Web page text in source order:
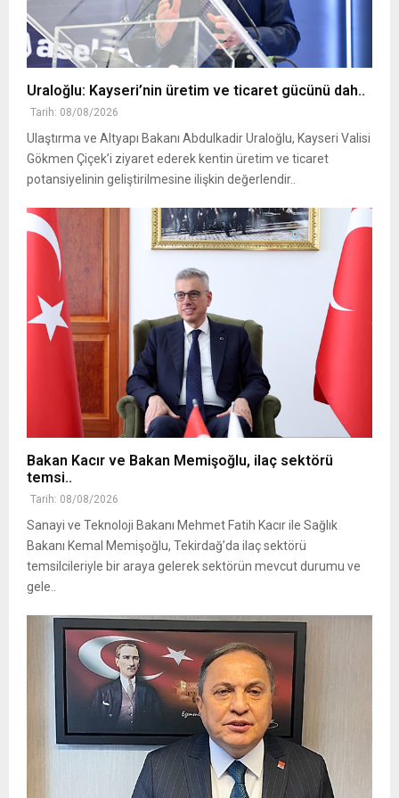
Uraloğlu: Kayseri’nin üretim ve ticaret gücünü dah..
Tarih: 08/08/2026
Ulaştırma ve Altyapı Bakanı Abdulkadir Uraloğlu, Kayseri Valisi
Gökmen Çiçek’i ziyaret ederek kentin üretim ve ticaret
potansiyelinin geliştirilmesine ilişkin değerlendir..
Bakan Kacır ve Bakan Memişoğlu, ilaç sektörü
temsi..
Tarih: 08/08/2026
Sanayi ve Teknoloji Bakanı Mehmet Fatih Kacır ile Sağlık
Bakanı Kemal Memişoğlu, Tekirdağ’da ilaç sektörü
temsilcileriyle bir araya gelerek sektörün mevcut durumu ve
gele..